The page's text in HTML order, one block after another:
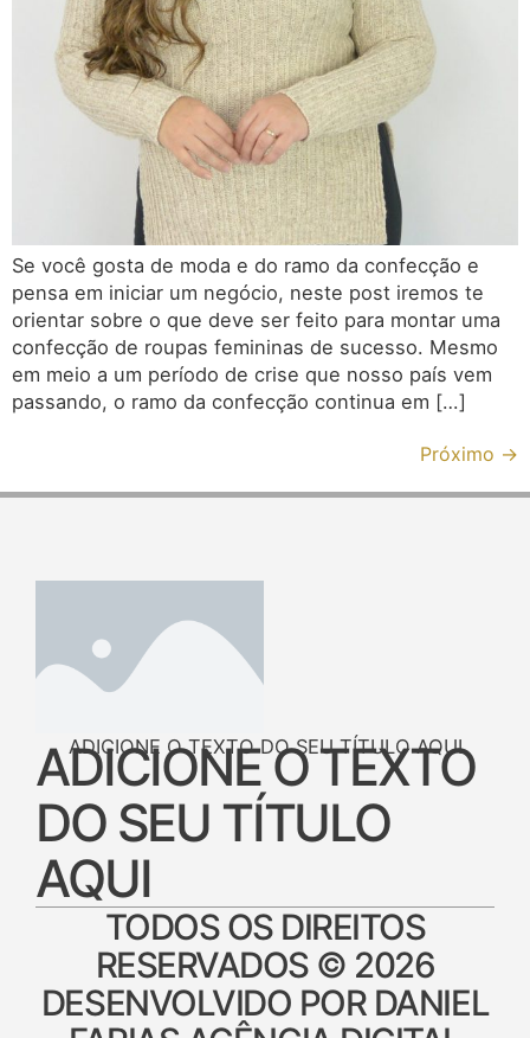
Se você gosta de moda e do ramo da confecção e
pensa em iniciar um negócio, neste post iremos te
orientar sobre o que deve ser feito para montar uma
confecção de roupas femininas de sucesso. Mesmo
em meio a um período de crise que nosso país vem
passando, o ramo da confecção continua em […]
Próximo →
ADICIONE O TEXTO DO SEU TÍTULO AQUI
ADICIONE O TEXTO
DO SEU TÍTULO
AQUI
TODOS OS DIREITOS
RESERVADOS © 2026
DESENVOLVIDO POR DANIEL